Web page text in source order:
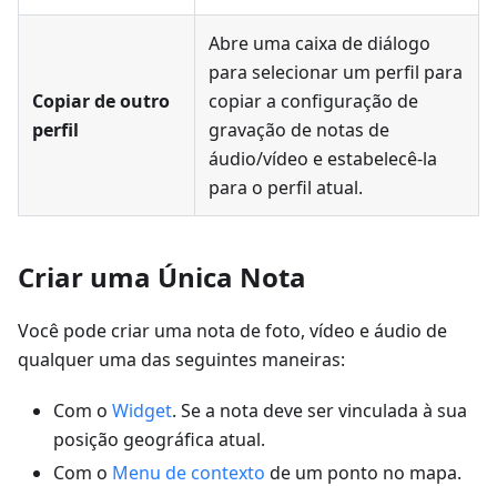
Copiar de outro
perfil
Abre uma caixa de diálogo
para selecionar um perfil para
copiar a configuração de
gravação de notas de
áudio/vídeo e estabelecê-la
para o perfil atual.
Criar uma Única Nota
Você pode criar uma nota de foto, vídeo e áudio de
qualquer uma das seguintes maneiras:
Com o Widget. Se a nota deve ser vinculada à sua
posição geográfica atual.
Com o Menu de contexto de um ponto no mapa.